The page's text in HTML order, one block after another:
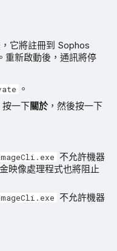
它將註冊到 Sophos
重新啟動後，通訊將停
。
一下關於，然後按一下
不允許機器
映像處理程式也將阻止
不允許機器